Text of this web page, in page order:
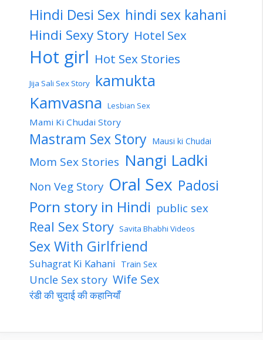
Hindi Desi Sex hindi sex kahani
Hindi Sexy Story Hotel Sex
Hot girl Hot Sex Stories
Jija Sali Sex Story kamukta
Kamvasna Lesbian Sex
Mami Ki Chudai Story
Mastram Sex Story Mausi ki Chudai
Mom Sex Stories Nangi Ladki
Non Veg Story Oral Sex Padosi
Porn story in Hindi public sex
Real Sex Story Savita Bhabhi Videos
Sex With Girlfriend
Suhagrat Ki Kahani Train Sex
Uncle Sex story Wife Sex
रंडी की चुदाई की कहानियाँ